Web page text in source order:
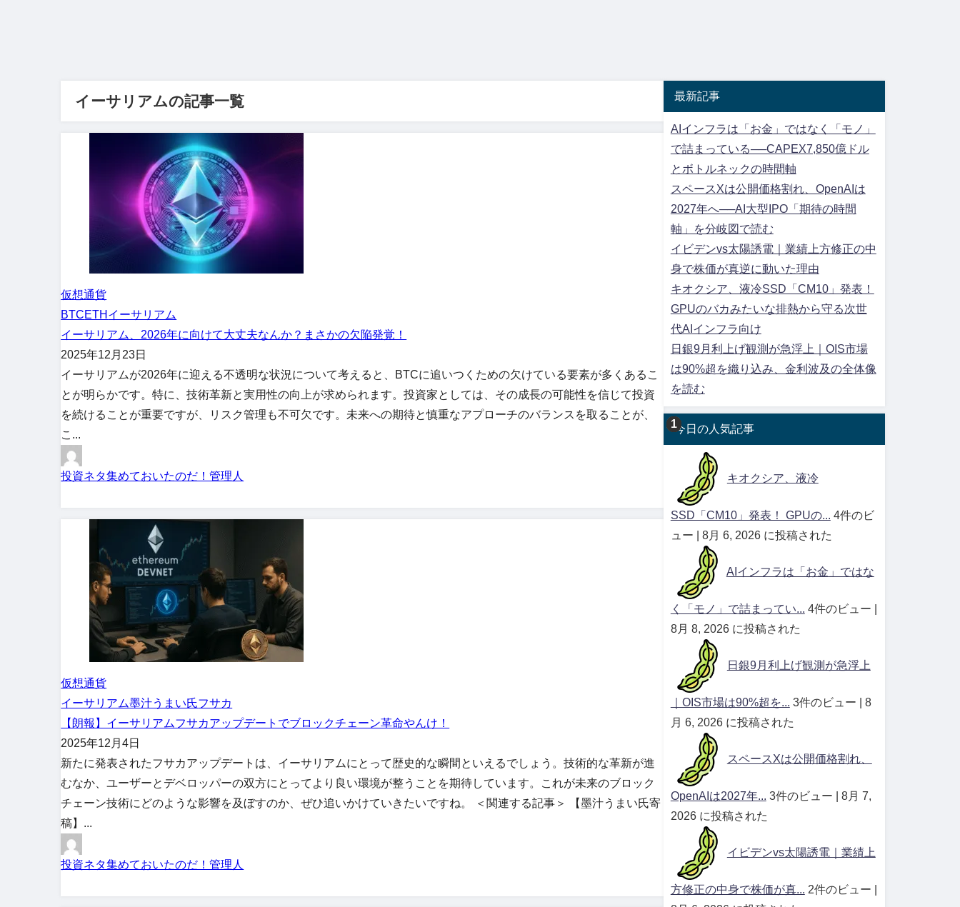
イーサリアムの記事一覧
仮想通貨
BTCETH イーサリアム
イーサリアム、2026年に向けて大丈夫なんか？まさかの欠陥発覚！
2025年12月23日
イーサリアムが2026年に迎える不透明な状況について考えると、BTCに追いつくための欠けている要素が多くあるこ
とが明らかです。特に、技術革新と実用性の向上が求められます。投資家としては、その成長の可能性を信じて投資
を続けることが重要ですが、リスク管理も不可欠です。未来への期待と慎重なアプローチのバランスを取ることが、
こ...
投資ネタ集めておいたのだ！管理人
仮想通貨
イーサリアム墨汁うまい氏フサカ
【朗報】イーサリアムフサカアップデートでブロックチェーン革命やんけ！
2025年12月4日
新たに発表されたフサカアップデートは、イーサリアムにとって歴史的な瞬間といえるでしょう。技術的な革新が進
むなか、ユーザーとデベロッパーの双方にとってより良い環境が整うことを期待しています。これが未来のブロック
チェーン技術にどのような影響を及ぼすのか、ぜひ追いかけていきたいですね。 ＜関連する記事＞ 【墨汁うまい氏寄
稿】...
投資ネタ集めておいたのだ！管理人
最新記事
AIインフラは「お金」ではなく「モノ」
で詰まっている──CAPEX7,850億ドル
とボトルネックの時間軸
スペースXは公開価格割れ、OpenAIは
2027年へ──AI大型IPO「期待の時間
軸」を分岐図で読む
イビデンvs太陽誘電｜業績上方修正の中
身で株価が真逆に動いた理由
キオクシア、液冷SSD「CM10」発表！
GPUのバカみたいな排熱から守る次世
代AIインフラ向け
日銀9月利上げ観測が急浮上｜OIS市場
は90%超を織り込み、金利波及の全体像
を読む
今日の人気記事
キオクシア、液冷
SSD「CM10」発表！ GPUの... 4件のビ
ュー
8月 6, 2026 に投稿された
AIインフラは「お金」ではな
く「モノ」で詰まってい... 4件のビュー
8月 8, 2026 に投稿された
日銀9月利上げ観測が急浮上
｜OIS市場は90%超を... 3件のビュー
8
月 6, 2026 に投稿された
スペースXは公開価格割れ、
OpenAIは2027年... 3件のビュー
8月 7,
2026 に投稿された
イビデンvs太陽誘電｜業績上
方修正の中身で株価が真... 2件のビュー